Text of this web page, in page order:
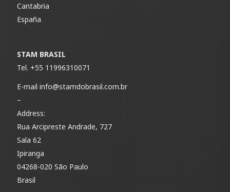
Cantabria
España
STAM BRASIL
Tel. +55 11996310071
E-mailinfo@stamdobrasil.com.br
–
Address:
Rua Arcipreste Andrade, 727
Sala 62
Ipiranga
04268-020 São Paulo
Brasil